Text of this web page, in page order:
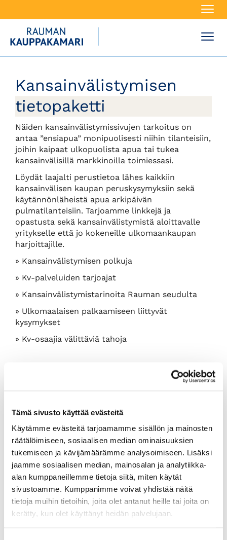
Tämä sivusto käyttää evästeitä
Käytämme evästeitä tarjoamamme sisällön ja mainosten
räätälöimiseen, sosiaalisen median ominaisuuksien
tukemiseen ja kävijämäärämme analysoimiseen. Lisäksi
jaamme sosiaalisen median, mainosalan ja analytiikka-
alan kumppaneillemme tietoja siitä, miten käytät
sivustoamme. Kumppanimme voivat yhdistää näitä
tietoja muihin tietoihin, joita olet antanut heille tai joita on
kerätty, kun olet käyttänyt heidän palvelujaan.
Kansainvälistymisen
tietopaketti
Näiden kansainvälistymissivujen tarkoitus on
antaa ”ensiapua” monipuolisesti niihin tilanteisiin,
joihin kaipaat ulkopuolista apua tai tukea
kansainvälisillä markkinoilla toimiessasi.
Löydät laajalti perustietoa lähes kaikkiin
kansainvälisen kaupan peruskysymyksiin sekä
käytännönläheistä apua arkipäivän
pulmatilanteisiin. Tarjoamme linkkejä ja
opastusta sekä kansainvälistymistä aloittavalle
yritykselle että jo kokeneille ulkomaankaupan
harjoittajille.
» Kansainvälistymisen polkuja
» Kv-palveluiden tarjoajat
» Kansainvälistymistarinoita Rauman seudulta
» Ulkomaalaisen palkaamiseen liittyvät
kysymykset
» Kv-osaajia välittäviä tahoja